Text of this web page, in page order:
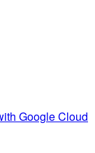
Google Cloud